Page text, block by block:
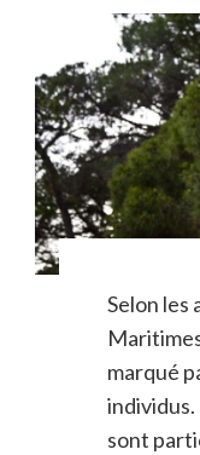
Selon les
marqué
individus.
sont